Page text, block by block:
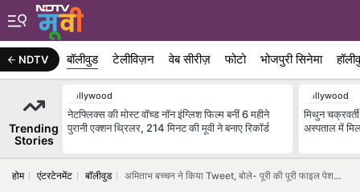
NDTV बॉलीवुड टेलीविज़न वेब सीरीज़ फोटो भोजपुरी सिनेमा
Trending
Stories
Bollywood
नेटफ्लिक्स की मोस्ट वॉच्ड नॉन इंग्लिश फिल्म बनीं 6 महीने
पुरानी एक्शन थ्रिलर, 214 मिनट की मूवी ने बनाए रिकॉर्ड
Bollywood
मिथुन
अस्पताल में
होम एंटरटेनमेंट बॉलीवुड अमिताभ बच्चन ने किया Tweet, बोले- पूरी की पूरी फाइल पेश...